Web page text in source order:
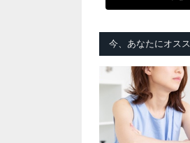
今、あなたにオス